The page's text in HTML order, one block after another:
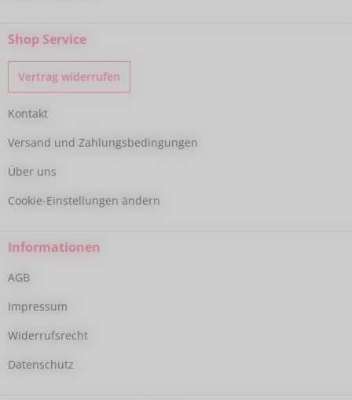
Shop Service
Vertrag widerrufen
Kontakt
Versand und Zahlungsbedingungen
Über uns
Cookie-Einstellungen ändern
Informationen
AGB
Impressum
Widerrufsrecht
Datenschutz